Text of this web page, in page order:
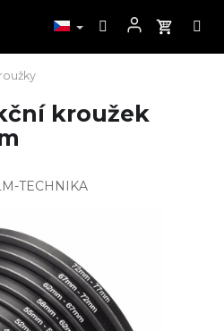
kroužek
TECHNIKA